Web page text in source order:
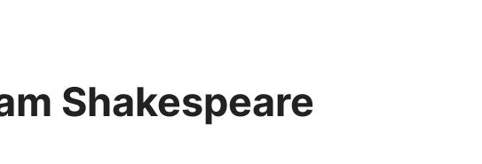
Shakespeare